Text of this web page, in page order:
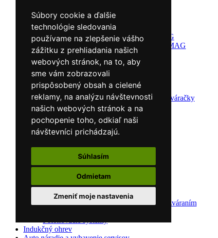
Súbory cookie a ďalšie
technológie sledovania
používame na zlepšenie vášho
zážitku z prehliadania našich
webových stránok, na to, aby
sme vám zobrazovali
prispôsobený obsah a cielené
reklamy, na analýzu návštevnosti
našich webových stránok a na
pochopenie toho, odkiaľ naši
návštevníci prichádzajú.
Súhlasím
Odmietam
Zmeniť moje nastavenia
Vaňová batéria
Zváracia technika
Invertory MMA
Invertory TIG/WIG
Zváračky MIG/MAG
Magnety/Svorky
Magnety
Svorky
Račety
Zváračky AC/DC
Multifunkčné zváračky
Plazmové rezačky
Príslušenstvo
Redukčný ventil
Vozíky
Zváracie masky
Zváracie káble
Zváracie drôty
CNC rezacie stroje
Elektródy
Ochrana pred zváraním
Indukčný ohrev